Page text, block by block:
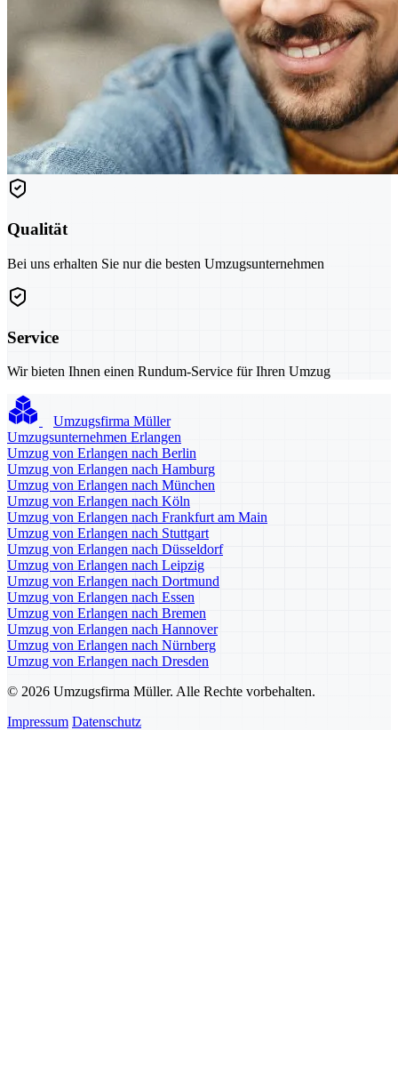
Qualität
Bei uns erhalten Sie nur die besten Umzugsunternehmen
Service
Wir bieten Ihnen einen Rundum-Service für Ihren Umzug
Umzugsfirma Müller
Umzugsunternehmen Erlangen
Umzug von Erlangen nach Berlin
Umzug von Erlangen nach Hamburg
Umzug von Erlangen nach München
Umzug von Erlangen nach Köln
Umzug von Erlangen nach Frankfurt am Main
Umzug von Erlangen nach Stuttgart
Umzug von Erlangen nach Düsseldorf
Umzug von Erlangen nach Leipzig
Umzug von Erlangen nach Dortmund
Umzug von Erlangen nach Essen
Umzug von Erlangen nach Bremen
Umzug von Erlangen nach Hannover
Umzug von Erlangen nach Nürnberg
Umzug von Erlangen nach Dresden
© 2026 Umzugsfirma Müller. Alle Rechte vorbehalten.
Impressum Datenschutz